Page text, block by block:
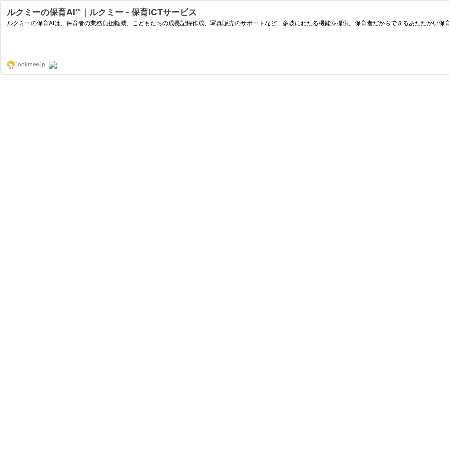
ルクミーの保育AI™｜ルクミー - 保育ICTサービス
ルクミーの保育AIは、保育者の業務負担軽減、こどもたちの成長記録作成、写真販売のサポートなど、多岐にわたる機能を提供。保育者だからできるあたたかい保
lookmee.jp